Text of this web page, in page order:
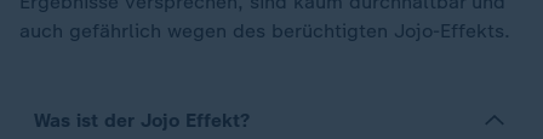
auch gefährlich wegen des berüchtigten Jojo-Effekts.
Was ist der Jojo Effekt?